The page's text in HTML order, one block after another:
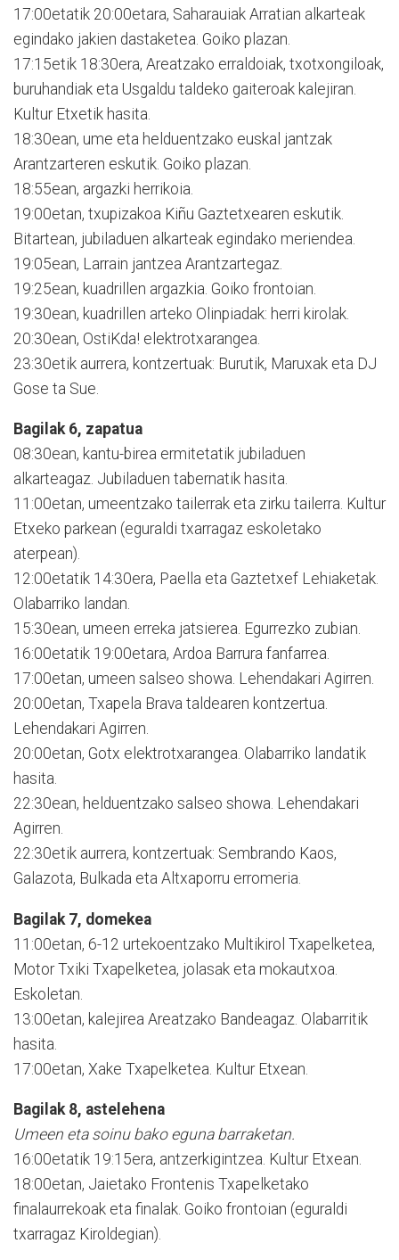
17:00etatik 20:00etara, Saharauiak Arratian alkarteak
egindako jakien dastaketea. Goiko plazan.
17:15etik 18:30era, Areatzako erraldoiak, txotxongiloak,
buruhandiak eta Usgaldu taldeko gaiteroak kalejiran.
Kultur Etxetik hasita.
18:30ean, ume eta helduentzako euskal jantzak
Arantzarteren eskutik. Goiko plazan.
18:55ean, argazki herrikoia.
19:00etan, txupizakoa Kiñu Gaztetxearen eskutik.
Bitartean, jubiladuen alkarteak egindako meriendea.
19:05ean, Larrain jantzea Arantzartegaz.
19:25ean, kuadrillen argazkia. Goiko frontoian.
19:30ean, kuadrillen arteko Olinpiadak: herri kirolak.
20:30ean, OstiKda! elektrotxarangea.
23:30etik aurrera, kontzertuak: Burutik, Maruxak eta DJ
Gose ta Sue.
Bagilak 6, zapatua
08:30ean, kantu-birea ermitetatik jubiladuen
alkarteagaz. Jubiladuen tabernatik hasita.
11:00etan, umeentzako tailerrak eta zirku tailerra. Kultur
Etxeko parkean (eguraldi txarragaz eskoletako
aterpean).
12:00etatik 14:30era, Paella eta Gaztetxef Lehiaketak.
Olabarriko landan.
15:30ean, umeen erreka jatsierea. Egurrezko zubian.
16:00etatik 19:00etara, Ardoa Barrura fanfarrea.
17:00etan, umeen salseo showa. Lehendakari Agirren.
20:00etan, Txapela Brava taldearen kontzertua.
Lehendakari Agirren.
20:00etan, Gotx elektrotxarangea. Olabarriko landatik
hasita.
22:30ean, helduentzako salseo showa. Lehendakari
Agirren.
22:30etik aurrera, kontzertuak: Sembrando Kaos,
Galazota, Bulkada eta Altxaporru erromeria.
Bagilak 7, domekea
11:00etan, 6-12 urtekoentzako Multikirol Txapelketea,
Motor Txiki Txapelketea, jolasak eta mokautxoa.
Eskoletan.
13:00etan, kalejirea Areatzako Bandeagaz. Olabarritik
hasita.
17:00etan, Xake Txapelketea. Kultur Etxean.
Bagilak 8, astelehena
Umeen eta soinu bako eguna barraketan.
16:00etatik 19:15era, antzerkigintzea. Kultur Etxean.
18:00etan, Jaietako Frontenis Txapelketako
finalaurrekoak eta finalak. Goiko frontoian (eguraldi
txarragaz Kiroldegian).